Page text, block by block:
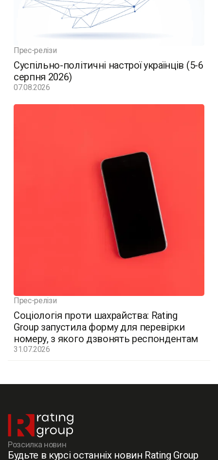
Прес-релізи
Суспільно-політичні настрої українців (5-6
серпня 2026)
07.08.2026
Прес-релізи
Соціологія проти шахрайства: Rating
Group запустила форму для перевірки
номеру, з якого дзвонять респондентам
31.07.2026
Розсилка новин
Будьте в курсі останніх новин Rating Group